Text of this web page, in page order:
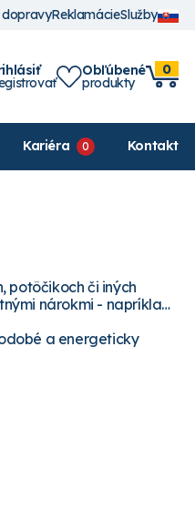
dopravyReklamácieSlužby
Obľúbené
produkty
0
Kariéra Kontakt
potôčikoch či iných
nárokmi - napríklad
a energeticky